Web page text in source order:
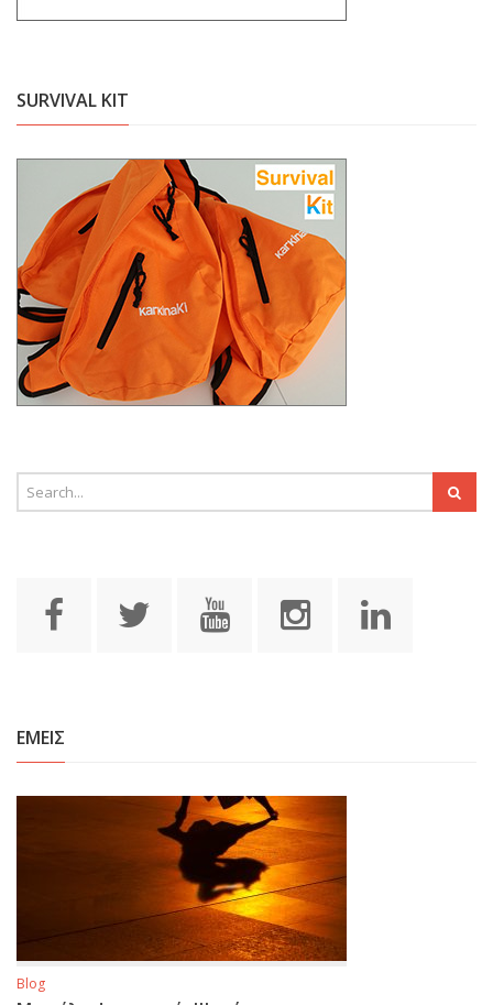
SURVIVAL KIT
ΕΜΕΙΣ
Blog